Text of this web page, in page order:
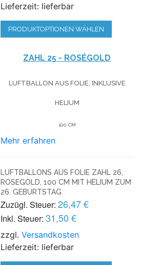
Lieferzeit: lieferbar
PRODUKTOPTIONEN WÄHLEN
ZAHL 25 - ROSÉGOLD
LUFTBALLON AUS FOLIE, INKLUSIVE
HELIUM
100 CM
Mehr erfahren
LUFTBALLONS AUS FOLIE ZAHL 26,
ROSEGOLD, 100 CM MIT HELIUM ZUM
26. GEBURTSTAG
Zuzügl. Steuer: 26,47 €
Inkl. Steuer: 31,50 €
zzgl.Versandkosten
Lieferzeit: lieferbar